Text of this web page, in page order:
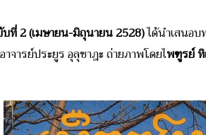
ที่ 2 (เมษายน-มิถุนายน 2528)ได้นำเสนอบ
จารย์ประยูร อุลุชาฎะ ถ่ายภาพโดยไพฑูรย์